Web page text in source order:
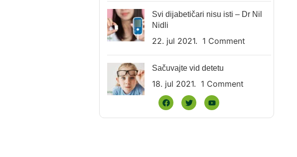
Svi dijabetičari nisu isti – Dr Nil
Nidli
22. jul 2021. 1 Comment
Sačuvajte vid detetu
18. jul 2021. 1 Comment